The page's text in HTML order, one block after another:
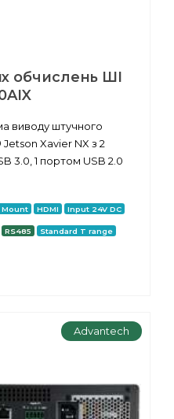
обчислень ШІ
виводу штучного
Jetson Xavier NX з 2
3.0, 1 портом USB 2.0
Mount HDMI Input 24V DC
RS485 Standard T range
Advantech